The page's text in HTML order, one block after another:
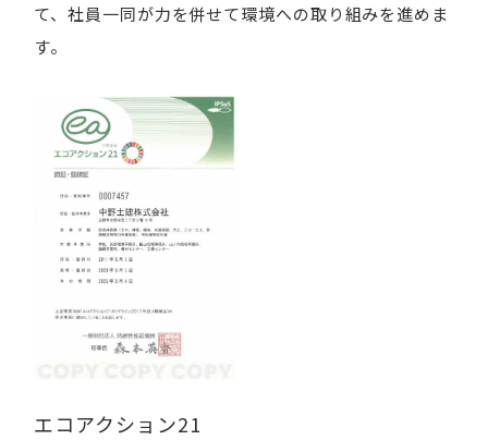
て、社員一同が力を併せて環境への取り組みを進めま
す。
エコアクション21